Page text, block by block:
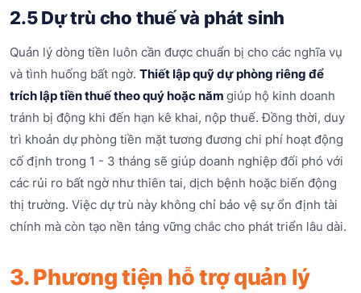
2.5 Dự trù cho thuế và phát sinh
Quản lý dòng tiền luôn cần được chuẩn bị cho các nghĩa vụ
và tình huống bất ngờ. Thiết lập quỹ dự phòng riêng để
trích lập tiền thuế theo quý hoặc năm giúp hộ kinh doanh
tránh bị động khi đến hạn kê khai, nộp thuế. Đồng thời, duy
trì khoản dự phòng tiền mặt tương đương chi phí hoạt động
cố định trong 1 - 3 tháng sẽ giúp doanh nghiệp đối phó với
các rủi ro bất ngờ như thiên tai, dịch bệnh hoặc biến động
thị trường. Việc dự trù này không chỉ bảo vệ sự ổn định tài
chính mà còn tạo nền tảng vững chắc cho phát triển lâu dài.
3. Phương tiện hỗ trợ quản lý